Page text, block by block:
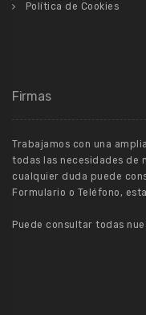
Política de Cookies
Firmas
Trabajamos con una
todas las necesidades de
cualquier duda puede
Formulario o Teléfono,
Puede consultar todas